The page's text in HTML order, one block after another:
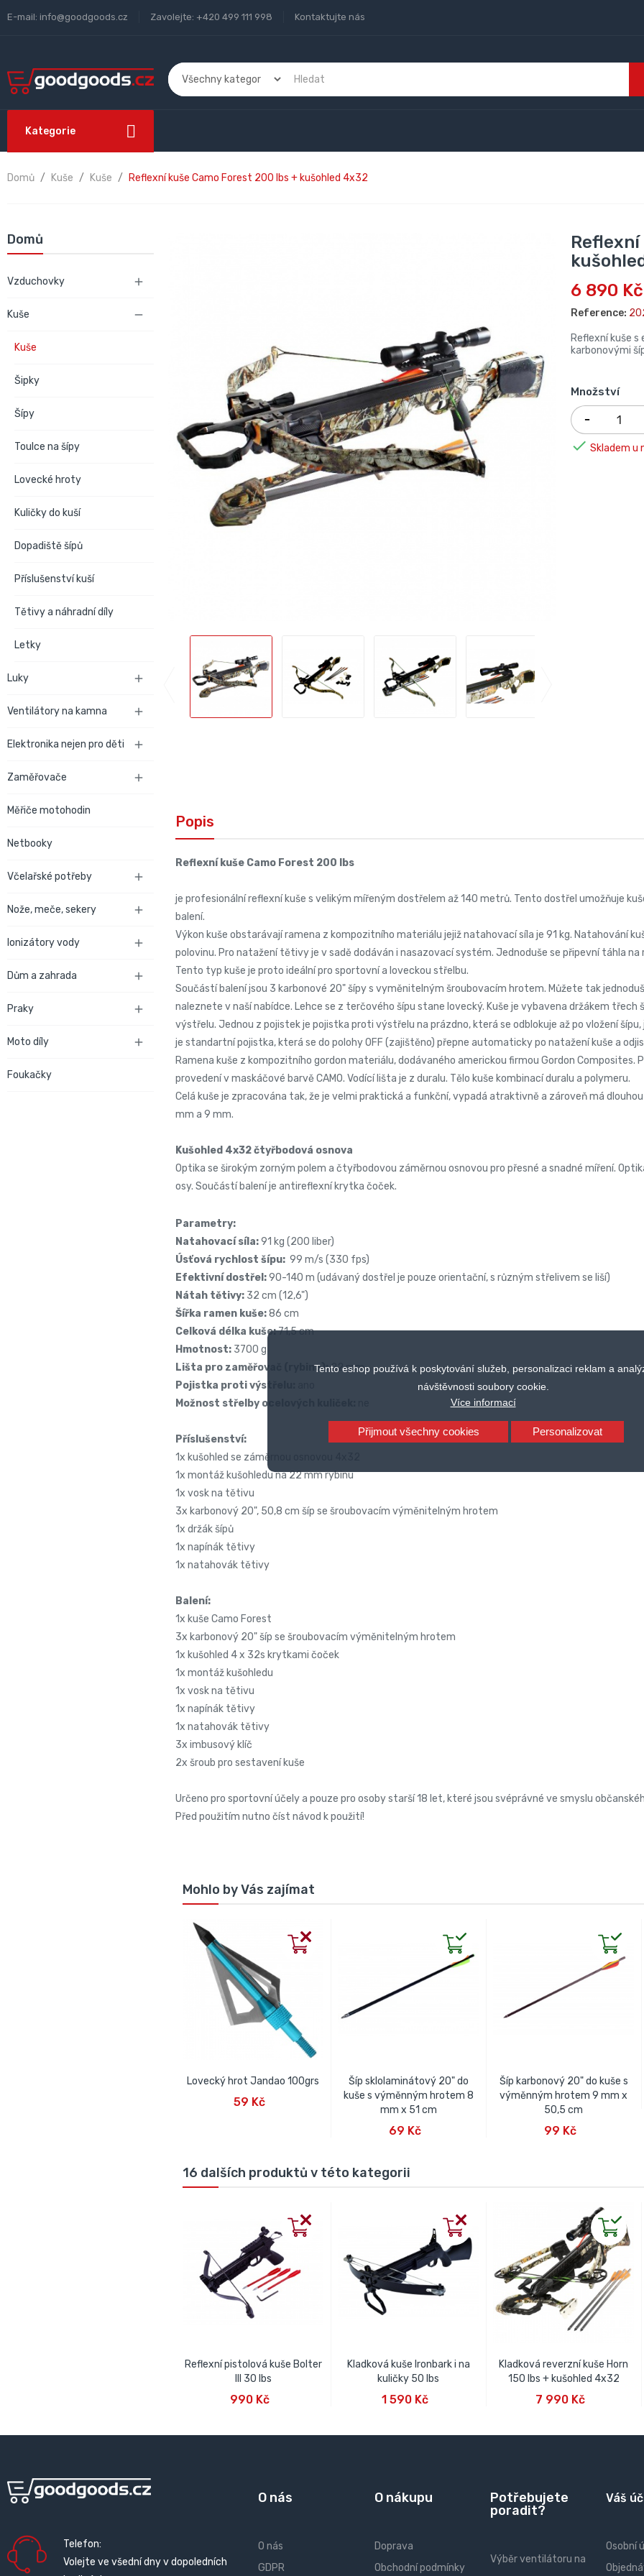
Tento eshop používá k poskytování služeb, personalizaci reklam a
návštěvnosti soubory cookie.
Více informací
Přijmout všechny cookies Personalizovat
E-mail: info@goodgoods.cz Zavolejte: +420 499 111 998 Kontaktujte nás
Kategorie
Domů Kuše Kuše Reflexní kuše Camo Forest 200 lbs + kušohled 4x32
Domů
Vzduchovky 
Kuše 
Kuše
Šipky
Šípy
Toulce na šípy
Lovecké hroty
Kuličky do kuší
Dopadiště šípů
Příslušenství kuší
Tětivy a náhradní díly
Letky
Luky 
Ventilátory na kamna 
Elektronika nejen pro děti 
Zaměřovače 
Měřiče motohodin
Netbooky
Včelařské potřeby 
Nože, meče, sekery 
Ionizátory vody 
Dům a zahrada 
Praky 
Moto díly 
Foukačky
6 890 Kč
Reference:
Reflexní kuše
karbonovými
Množství
 Skladem u
Popis
Reflexní kuše Camo Forest 200 lbs
je profesionální reflexní kuše s velikým mířeným dostřelem až 140 metrů. Tento dostřel umožňuje
balení.
Výkon kuše obstarávají ramena z kompozitního materiálu jejiž natahovací síla je 91 kg. Natahování
polovinu. Pro natažení tětivy je v sadě dodáván i nasazovací systém. Jednoduše se připevní táhla
Tento typ kuše je proto ideální pro sportovní a loveckou střelbu.
Součástí balení jsou 3 karbonové 20" šípy s vyměnitelným šroubovacím hrotem. Můžete tak
naleznete v naší nabídce. Lehce se z terčového šípu stane lovecký. Kuše je vybavena držákem
výstřelu. Jednou z pojistek je pojistka proti výstřelu na prázdno, která se odblokuje až po vložení
je standartní pojistka, která se do polohy OFF (zajištěno) přepne automaticky po natažení kuše a
Ramena kuše z kompozitního gordon materiálu, dodávaného americkou firmou Gordon Composites.
provedení v maskáčové barvě CAMO. Vodící lišta je z duralu. Tělo kuše kombinací duralu a polymeru.
Celá kuše je zpracována tak, že je velmi praktická a funkční, vypadá atraktivně a zároveň má
mm a 9 mm.
Kušohled 4x32 čtyřbodová osnova
Optika se širokým zorným polem a čtyřbodovou záměrnou osnovou pro přesné a snadné míření.
osy. Součástí balení je antireflexní krytka čoček.
Parametry:
Natahovací síla:91 kg (200 liber)
Úsťová rychlost šípu: 99 m/s (330 fps)
Efektivní dostřel:90-140 m (udávaný dostřel je pouze orientační, s různým střelivem se liší)
Nátah tětivy: 32 cm (12,6")
Šířka ramen kuše:86 cm
Celková délka kuše:71,5 cm
Hmotnost: 3700 g
Lišta pro zaměřovač (rybina):22 mm
Pojistka proti výstřelu:
Možnost střelby ocelových kuliček:
Příslušenství:
1x kušohled se záměrnou osnovou 4x32
1x montáž kušohledu na 22 mm rybinu
1x vosk na tětivu
3x karbonový 20", 50,8 cm šíp se šroubovacím výměnitelným hrotem
1x držák šípů
1x napínák tětivy
1x natahovák tětivy
Balení:
1x kuše Camo Forest
3x karbonový 20" šíp se šroubovacím výměnitelným hrotem
1x kušohled 4 x 32s krytkami čoček
1x montáž kušohledu
1x vosk na tětivu
1x napínák tětivy
1x natahovák tětivy
3x imbusový klíč
2x šroub pro sestavení kuše
Určeno pro sportovní účely a pouze pro osoby starší 18 let, které jsou svéprávné ve smyslu
Před použitím nutno číst návod k použití!
Mohlo by Vás zajímat
Lovecký hrot Jandao 100grs
59 Kč
Šíp sklolaminátový 20" do
kuše s výměnným hrotem 8
mm x 51 cm
69 Kč
Šíp karbonový 20" do kuše s
výměnným hrotem 9 mm x
50,5 cm
99 Kč
16 dalších produktů v této kategorii
Reflexní pistolová kuše Bolter
III 30 lbs
990 Kč
Kladková kuše Ironbark i na
kuličky 50 lbs
1 590 Kč
Kladková reverzní kuše Horn
150 lbs + kušohled 4x32
7 990 Kč
Telefon:
Volejte ve všední dny v dopoledních
O nás
O nás
GDPR
O nákupu
Doprava
Obchodní podmínky
Potřebujete
poradit?
Výběr ventilátoru na
Váš
Osobní